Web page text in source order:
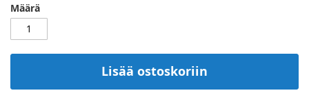
Määrä
Lisää ostoskoriin